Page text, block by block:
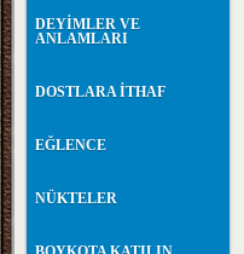
DEYİMLER VE
ANLAMLARI
DOSTLARA İTHAF
EĞLENCE
NÜKTELER